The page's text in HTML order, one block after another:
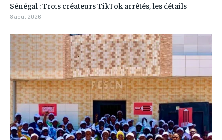
Sénégal : Trois créateurs TikTok arrêtés, les détails
8 août 2026